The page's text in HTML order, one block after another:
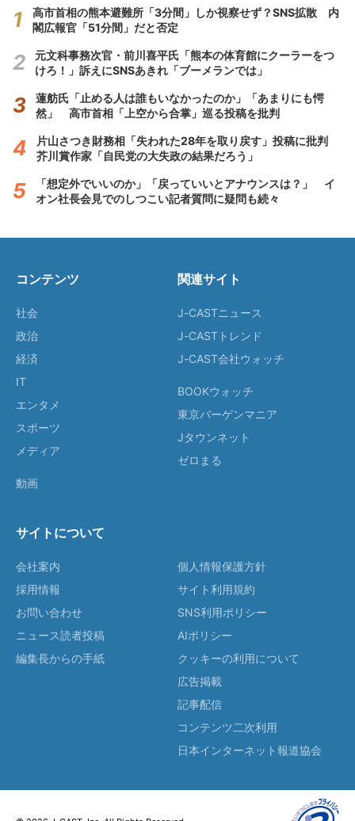
高市首相の熊本避難所「3分間」しか視察せず？SNS拡散 内
閣広報官「51分間」だと否定
元文科事務次官・前川喜平氏「熊本の体育館にクーラーをつ
けろ！」訴えにSNSあきれ「ブーメランでは」
蓮舫氏「止める人は誰もいなかったのか」「あまりにも愕
然」 高市首相「上空から合掌」巡る投稿を批判
片山さつき財務相「失われた28年を取り戻す」投稿に批判
芥川賞作家「自民党の大失政の結果だろう」
「想定外でいいのか」「戻っていいとアナウンスは？」 イ
オン社長会見でのしつこい記者質問に疑問も続々
コンテンツ
社会
政治
経済
IT
エンタメ
スポーツ
メディア
動画
関連サイト
J-CASTニュース
J-CASTトレンド
J-CAST会社ウォッチ
BOOKウォッチ
東京バーゲンマニア
Jタウンネット
ゼロまる
サイトについて
会社案内
採用情報
お問い合わせ
ニュース読者投稿
編集長からの手紙
個人情報保護方針
サイト利用規約
SNS利用ポリシー
AIポリシー
クッキーの利用について
広告掲載
記事配信
コンテンツ二次利用
日本インターネット報道協会